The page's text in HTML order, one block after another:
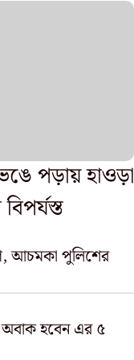
পড়ায় হাওড়া
আচমকা পুলিশের
হবেন এর ৫